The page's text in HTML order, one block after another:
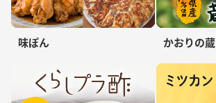
味ぽん かおりの蔵